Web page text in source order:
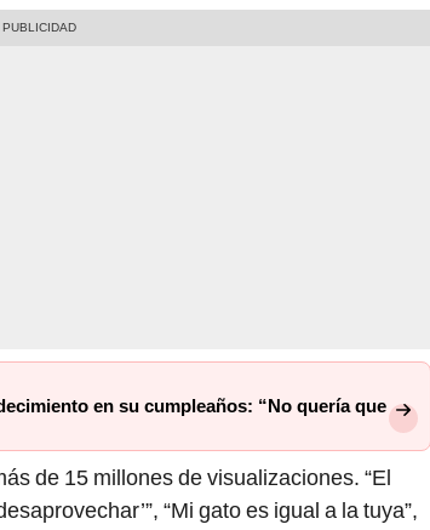
en su cumpleaños: “No quería que
de 15 millones de visualizaciones. “El
“Mi gato es igual a la tuya”,